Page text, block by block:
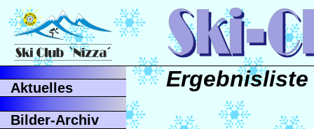
Aktuelles
Bilder-Archiv
Ergebnisliste